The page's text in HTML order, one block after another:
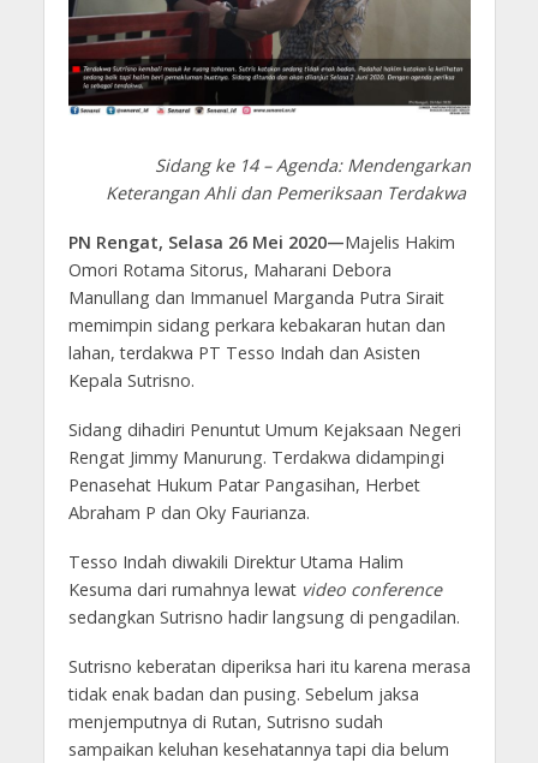
Sidang ke 14 – Agenda: Mendengarkan
Keterangan Ahli dan Pemeriksaan Terdakwa
PN Rengat, Selasa 26 Mei 2020—Majelis Hakim
Omori Rotama Sitorus, Maharani Debora
Manullang dan Immanuel Marganda Putra Sirait
memimpin sidang perkara kebakaran hutan dan
lahan, terdakwa PT Tesso Indah dan Asisten
Kepala Sutrisno.
Sidang dihadiri Penuntut Umum Kejaksaan Negeri
Rengat Jimmy Manurung. Terdakwa didampingi
Penasehat Hukum Patar Pangasihan, Herbet
Abraham P dan Oky Faurianza.
Tesso Indah diwakili Direktur Utama Halim
Kesuma dari rumahnya lewat video conference
sedangkan Sutrisno hadir langsung di pengadilan.
Sutrisno keberatan diperiksa hari itu karena merasa
tidak enak badan dan pusing. Sebelum jaksa
menjemputnya di Rutan, Sutrisno sudah
sampaikan keluhan kesehatannya tapi dia belum